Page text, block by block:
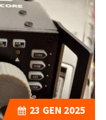
23 GEN 2025